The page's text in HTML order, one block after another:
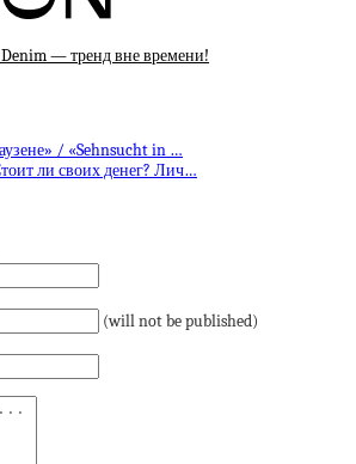
— тренд вне времени!
/ «Sehnsucht in …
ли своих денег? Лич…
(will not be published)